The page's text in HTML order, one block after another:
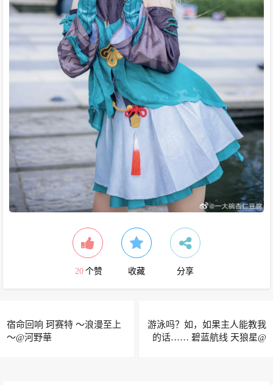
20 个赞 收藏 分享
宿命回响 珂赛特 ～浪漫至上
～@河野華
游泳吗？如，如果主人能教我
的话…… 碧蓝航线 天狼星@